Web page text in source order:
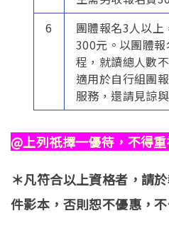
6
團體報名3人以
300元。以團體
程，就讀總人數
適用於自行組團
服務，還請見諒
@上列祇擇一優待，不得
＊凡符合以上資格者，請
件影本，否則恕不優惠，